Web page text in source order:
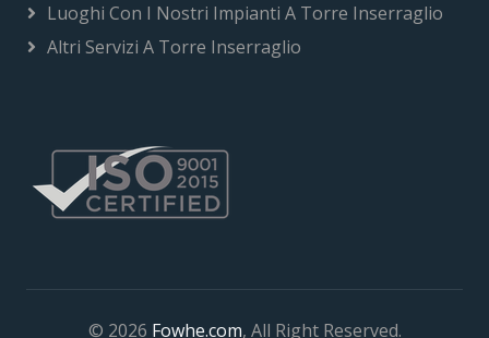
Luoghi Con I Nostri Impianti A Torre Inserraglio
Altri Servizi A Torre Inserraglio
© 2026 Fowhe.com, All Right Reserved.